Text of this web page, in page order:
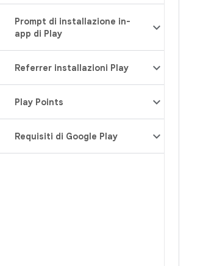
Prompt di installazione in-
app di Play
Referrer installazioni Play
Play Points
Requisiti di Google Play